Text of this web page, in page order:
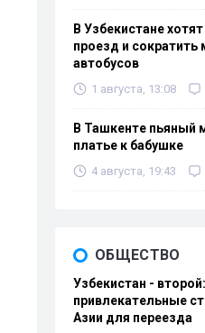
В Узбекистане
проезд и
автобусов
1 августа, 13:08
В Ташкенте пьяный
платье к бабушке
4 августа, 19:43
ОБЩЕСТВО
Узбекистан -
привлекательные
Азии для переезда